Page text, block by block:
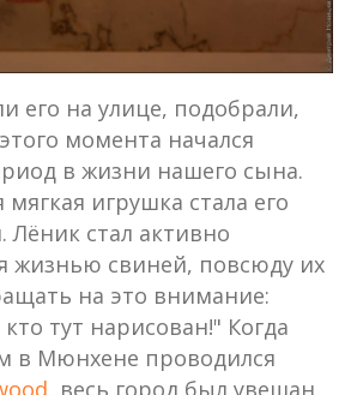
его на улице, подобрали,
момента начался
в жизни нашего сына.
игрушка стала его
стал активно
жизнью свиней, повсюду их
на это внимание:
тут нарисован!" Когда
в Мюнхене проводился
, весь город был увешан